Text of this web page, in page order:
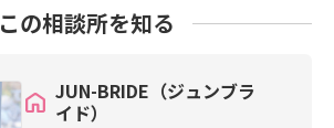
この相談所を知る
JUN-BRIDE（ジュンブラ
イド）